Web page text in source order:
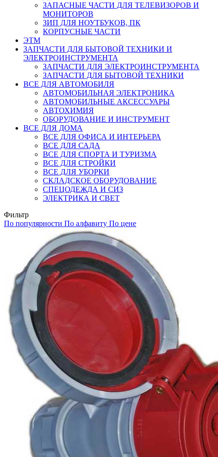
ЗАПАСНЫЕ ЧАСТИ ДЛЯ ТЕЛЕВИЗОРОВ И
МОНИТОРОВ
ЗИП ДЛЯ НОУТБУКОВ, ПК
КОРПУСНЫЕ ЧАСТИ
ЭТМ
ЗАПЧАСТИ ДЛЯ БЫТОВОЙ ТЕХНИКИ И
ЭЛЕКТРОИНСТРУМЕНТА
ЗАПЧАСТИ ДЛЯ ЭЛЕКТРОИНСТРУМЕНТА
ЗАПЧАСТИ ДЛЯ БЫТОВОЙ ТЕХНИКИ
ВСЕ ДЛЯ АВТОМОБИЛЯ
АВТОМОБИЛЬНАЯ ЭЛЕКТРОНИКА
АВТОМОБИЛЬНЫЕ АКСЕССУАРЫ
АВТОХИМИЯ
ОБОРУДОВАНИЕ И ИНСТРУМЕНТ
ВСЕ ДЛЯ ДОМА
ВСЕ ДЛЯ ОФИСА И ИНТЕРЬЕРА
ВСЕ ДЛЯ САДА
ВСЕ ДЛЯ СПОРТА И ТУРИЗМА
ВСЕ ДЛЯ СТРОЙКИ
ВСЕ ДЛЯ УБОРКИ
СКЛАДСКОЕ ОБОРУДОВАНИЕ
СПЕЦОДЕЖДА И СИЗ
ЭЛЕКТРИКА И СВЕТ
Фильтр
По популярности По алфавиту По цене